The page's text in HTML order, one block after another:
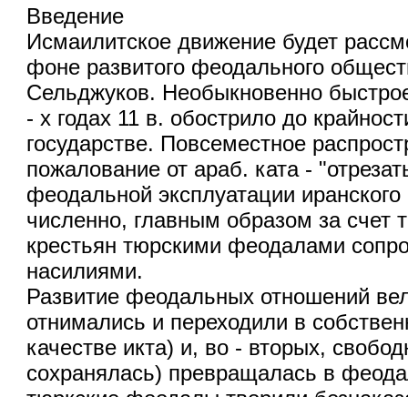
Введение
Исмаилитское движение будет
фоне развитого феодального
Сельджуков. Необыкновенно
- х годах 11 в. обострило до
государстве. Повсеместное
пожалование от араб. ката -
феодальной эксплуатации
численно, главным образом за счет
крестьян тюрскими феодалами
насилиями.
Развитие феодальных отношений
отнимались и переходили в
качестве икта) и, во - вторых,
сохранялась) превращалась в